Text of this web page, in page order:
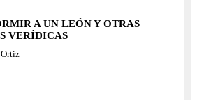
A UN LEÓN Y OTRAS
VERÍDICAS